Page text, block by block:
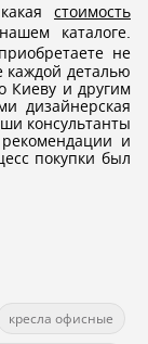
стоимость
каталоге.
не
каждой деталью
Киеву и другим
дизайнерская
консультанты
и
покупки был
кресла офисные